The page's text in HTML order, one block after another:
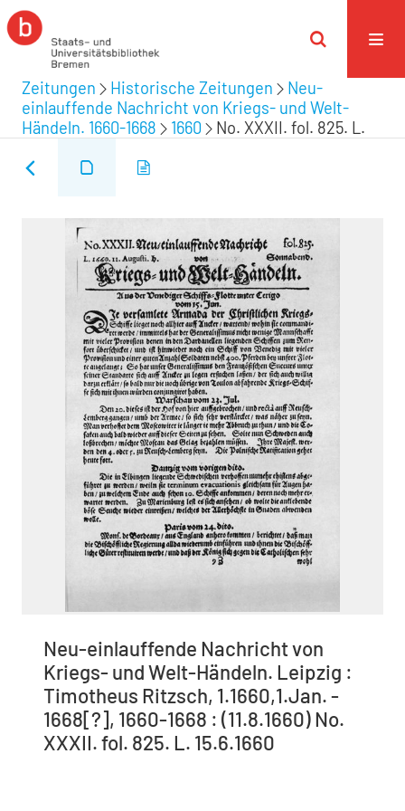
Zeitungen Historische Zeitungen
Neu-
einlauffende Nachricht von Kriegs- und Welt-
Händeln. 1660-1668
1660 No. XXXII. fol. 825. L.
Neu-einlauffende Nachricht von
Kriegs- und Welt-Händeln. Leipzig :
Timotheus Ritzsch, 1.1660,1.Jan. -
1668[?], 1660-1668 : (11.8.1660) No.
XXXII. fol. 825. L. 15.6.1660